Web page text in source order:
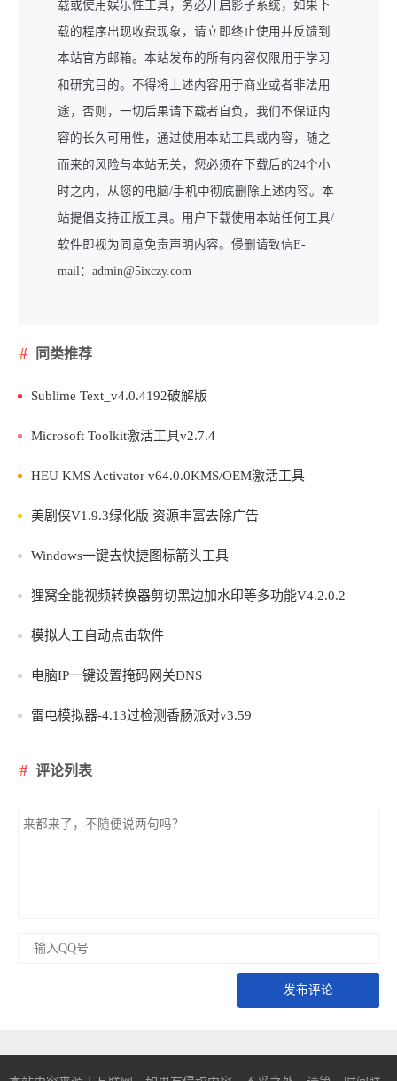
载或使用娱乐性工具，务必开启影子系统，如果下
载的程序出现收费现象，请立即终止使用并反馈到
本站官方邮箱。本站发布的所有内容仅限用于学习
和研究目的。不得将上述内容用于商业或者非法用
途，否则，一切后果请下载者自负，我们不保证内
容的长久可用性，通过使用本站工具或内容，随之
而来的风险与本站无关，您必须在下载后的24个小
时之内，从您的电脑/手机中彻底删除上述内容。本
站提倡支持正版工具。用户下载使用本站任何工具/
软件即视为同意免责声明内容。侵删请致信E-
mail：admin@5ixczy.com
同类推荐
Sublime Text_v4.0.4192破解版
Microsoft Toolkit激活工具v2.7.4
HEU KMS Activator v64.0.0KMS/OEM激活工具
美剧侠V1.9.3绿化版 资源丰富去除广告
Windows一键去快捷图标箭头工具
狸窝全能视频转换器剪切黑边加水印等多功能V4.2.0.2
模拟人工自动点击软件
电脑IP一键设置掩码网关DNS
雷电模拟器-4.13过检测香肠派对v3.59
评论列表
发布评论